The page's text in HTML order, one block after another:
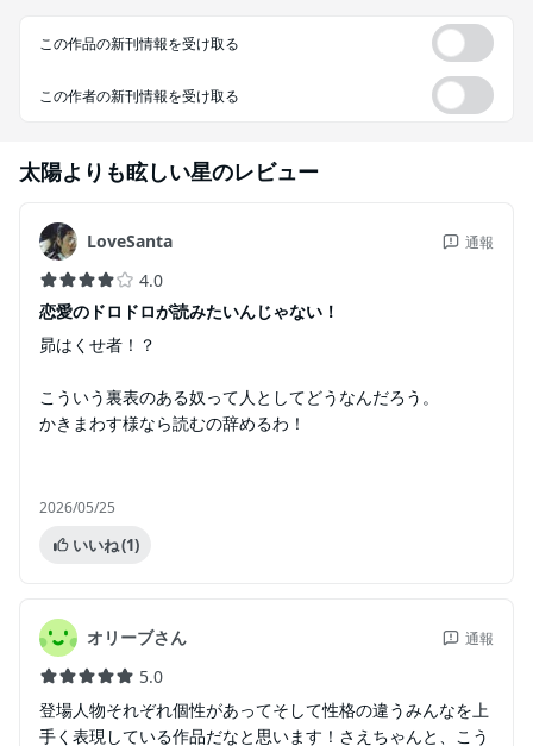
この作品の新刊情報を受け取る
この作者の新刊情報を受け取る
太陽よりも眩しい星のレビュー
LoveSanta 通報
4.0
恋愛のドロドロが読みたいんじゃない！
昴はくせ者！？
こういう裏表のある奴って人としてどうなんだろう。
かきまわす様なら読むの辞めるわ！
2026/05/25
いいね(1)
オリーブさん 通報
5.0
登場人物それぞれ個性があってそして性格の違うみんなを上
手く表現している作品だなと思います！さえちゃんと、こう